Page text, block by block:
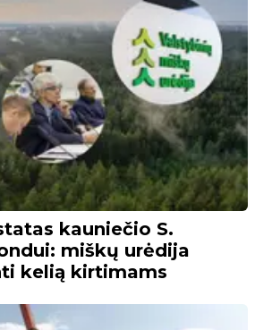
kauniečio S.
miškų urėdija
kelią kirtimams